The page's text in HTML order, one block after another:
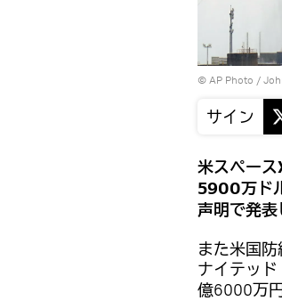
© AP Photo /
サイン
米スペー
5900万ド
声明で発表
また米国
ナイテッ
億6000万